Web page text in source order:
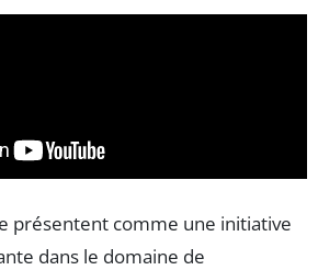
présentent comme une initiative
dans le domaine de